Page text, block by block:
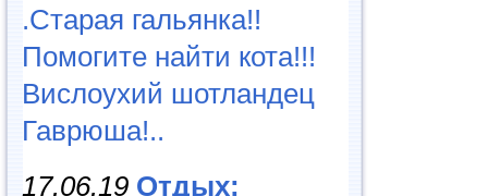
.Старая гальянка!!
Помогите найти кота!!!
Вислоухий шотландец
Гаврюша!..
17.06.19 Отдых: